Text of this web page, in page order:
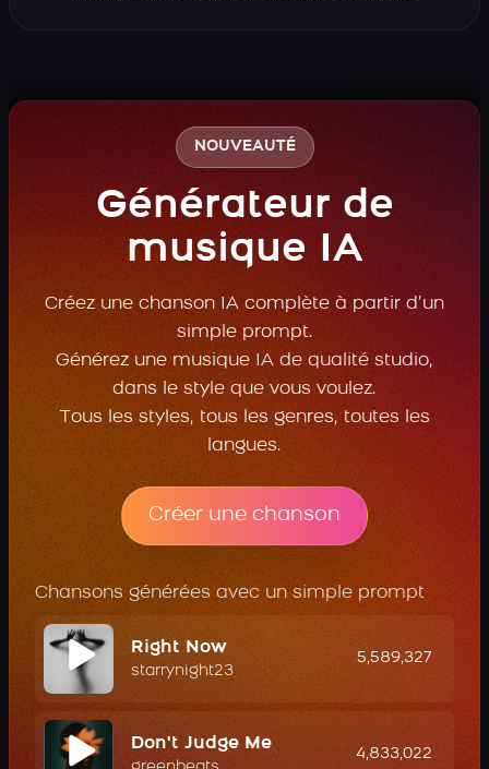
NOUVEAUTÉ
Générateur de
musique IA
Créez une chanson IA complète à partir d’un
simple prompt.
Générez une musique IA de qualité studio,
dans le style que vous voulez.
Tous les styles, tous les genres, toutes les
langues.
Créer une chanson
Chansons générées avec un simple prompt
Right Now
starrynight23
5,589,327
Don't Judge Me
4,833,022